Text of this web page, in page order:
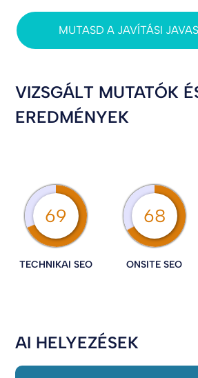
MUTASD A JAVÍTÁSI
VIZSGÁLT MUTATÓK
EREDMÉNYEK
69
TECHNIKAI SEO
68
ONSITE SEO
AI HELYEZÉSEK